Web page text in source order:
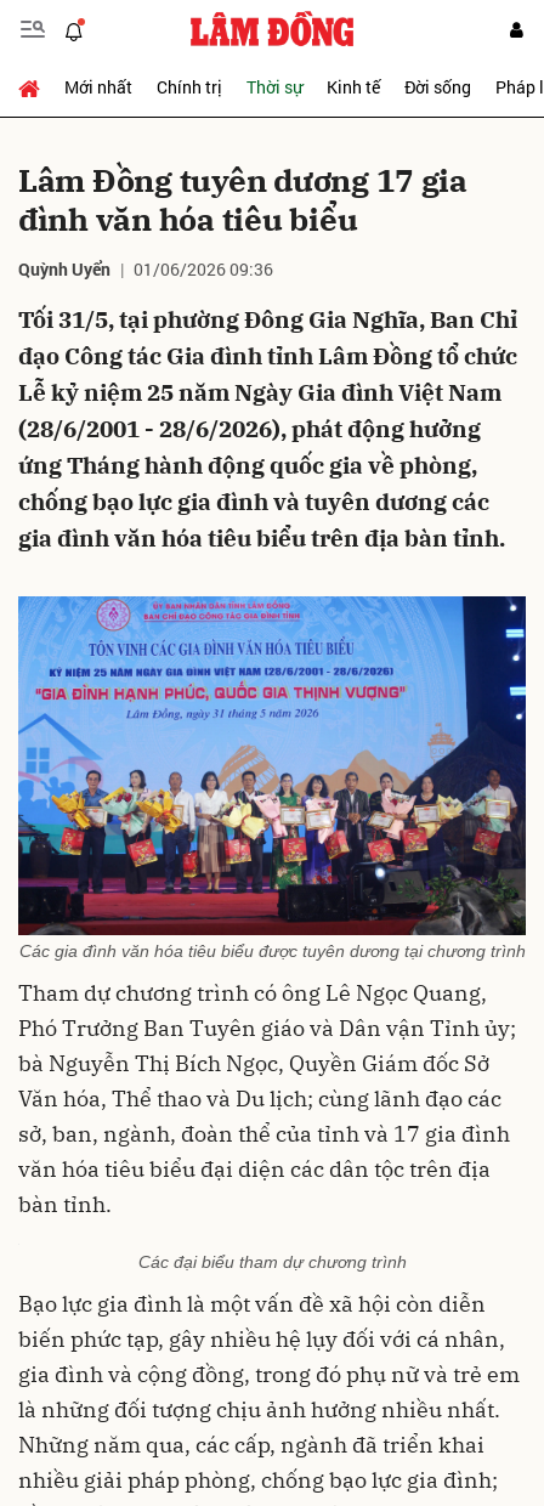
Mới nhất Chính trị Thời sự Kinh tế Đời sống Pháp
Lâm Đồng tuyên dương 17 gia
đình văn hóa tiêu biểu
Quỳnh Uyển 01/06/2026 09:36
Tối 31/5, tại phường Đông Gia Nghĩa, Ban Chỉ
đạo Công tác Gia đình tỉnh Lâm Đồng tổ chức
Lễ kỷ niệm 25 năm Ngày Gia đình Việt Nam
(28/6/2001 - 28/6/2026), phát động hưởng
ứng Tháng hành động quốc gia về phòng,
chống bạo lực gia đình và tuyên dương các
gia đình văn hóa tiêu biểu trên địa bàn tỉnh.
Các gia đình văn hóa tiêu biểu được tuyên dương tại chương trình
Tham dự chương trình có ông Lê Ngọc Quang,
Phó Trưởng Ban Tuyên giáo và Dân vận Tỉnh ủy;
bà Nguyễn Thị Bích Ngọc, Quyền Giám đốc Sở
Văn hóa, Thể thao và Du lịch; cùng lãnh đạo các
sở, ban, ngành, đoàn thể của tỉnh và 17 gia đình
văn hóa tiêu biểu đại diện các dân tộc trên địa
bàn tỉnh.
Các đại biểu tham dự chương trình
Bạo lực gia đình là một vấn đề xã hội còn diễn
biến phức tạp, gây nhiều hệ lụy đối với cá nhân,
gia đình và cộng đồng, trong đó phụ nữ và trẻ em
là những đối tượng chịu ảnh hưởng nhiều nhất.
Những năm qua, các cấp, ngành đã triển khai
nhiều giải pháp phòng, chống bạo lực gia đình;
Gửi bình luận
Hủy Gửi